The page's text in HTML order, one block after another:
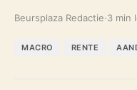
Beursplaza Redactie·3 min
MACRO RENTE